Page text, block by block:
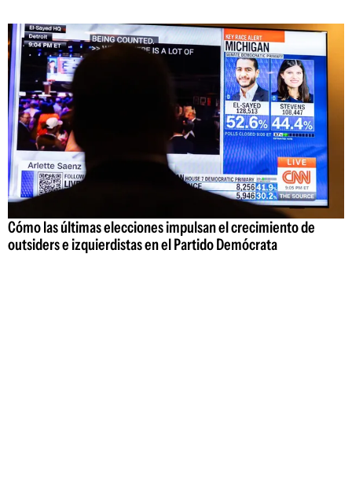
Cómo las últimas elecciones impulsan el crecimiento de
outsiders e izquierdistas en el Partido Demócrata